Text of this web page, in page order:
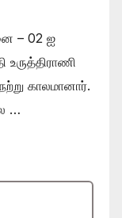
– 02 ஐ
உருத்திராணி
காலமானார்.
…